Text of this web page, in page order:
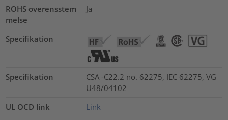
ROHS overensstem
melse
Ja
Specifikation
Specifikation
CSA -C22.2 no. 62275, IEC 62275, VG
U48/04102
UL OCD link
Link